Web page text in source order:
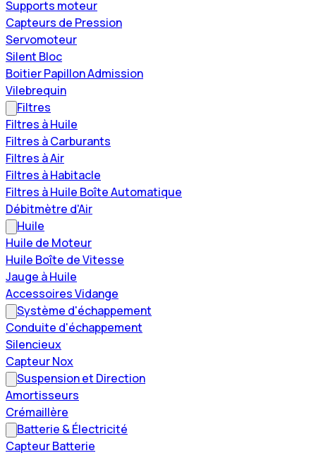
Supports moteur
Capteurs de Pression
Servomoteur
Silent Bloc
Boitier Papillon Admission
Vilebrequin
Filtres
Filtres à Huile
Filtres à Carburants
Filtres à Air
Filtres à Habitacle
Filtres à Huile Boîte Automatique
Débitmètre d'Air
Huile
Huile de Moteur
Huile Boîte de Vitesse
Jauge à Huile
Accessoires Vidange
Système d'échappement
Conduite d'échappement
Silencieux
Capteur Nox
Suspension et Direction
Amortisseurs
Crémaillère
Batterie & Électricité
Capteur Batterie